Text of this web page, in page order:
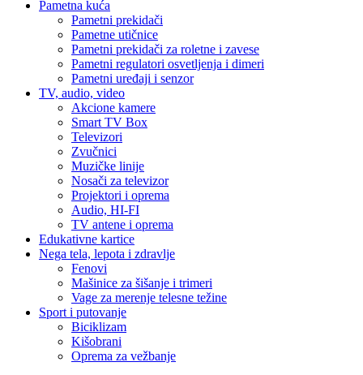
Pametna kuća
Pametni prekidači
Pametne utičnice
Pametni prekidači za roletne i zavese
Pametni regulatori osvetljenja i dimeri
Pametni uređaji i senzor
TV, audio, video
Akcione kamere
Smart TV Box
Televizori
Zvučnici
Muzičke linije
Nosači za televizor
Projektori i oprema
Audio, HI-FI
TV antene i oprema
Edukativne kartice
Nega tela, lepota i zdravlje
Fenovi
Mašinice za šišanje i trimeri
Vage za merenje telesne težine
Sport i putovanje
Biciklizam
Kišobrani
Oprema za vežbanje